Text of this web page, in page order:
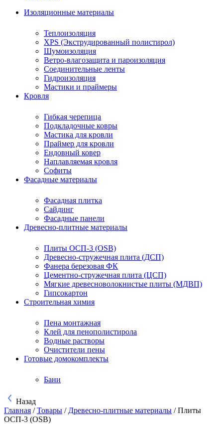
Изоляционные материалы
Теплоизоляция
XPS (Экструдированный полистирол)
Шумоизоляция
Ветро-влагозащита и пароизоляция
Соединительные ленты
Гидроизоляция
Мастики и праймеры
Кровля
Гибкая черепица
Подкладочные ковры
Мастика для кровли
Праймер для кровли
Ендовный ковер
Наплавляемая кровля
Софиты
Фасадные материалы
Фасадная плитка
Сайдинг
Фасадные панели
Древесно-плитные материалы
Плиты ОСП-3 (OSB)
Древесно-стружечная плита (ДСП)
Фанера березовая ФК
Цементно-стружечная плита (ЦСП)
Мягкие древесноволокнистые плиты (МДВП)
Гипсокартон
Строительная химия
Пена монтажная
Клей для пенополистирола
Водные растворы
Очистители пены
Готовые домокомплекты
Бани
Назад
Главная /Товары / Древесно-плитные материалы /Плиты
ОСП-3 (OSB)